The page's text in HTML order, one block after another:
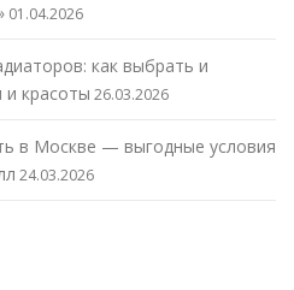
01.04.2026
как выбрать и
и красоты 26.03.2026
в Москве — выгодные условия
24.03.2026